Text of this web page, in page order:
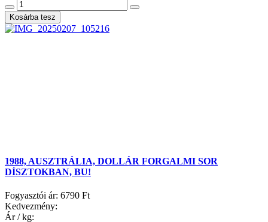
1988, AUSZTRÁLIA, DOLLÁR FORGALMI SOR
DÍSZTOKBAN, BU!
Fogyasztói ár: 6790 Ft
Kedvezmény:
Ár / kg: